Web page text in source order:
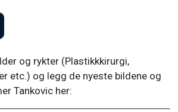
og rykter (Plastikkkirurgi,
etc.) og legg de nyeste bildene og
Tankovic her: